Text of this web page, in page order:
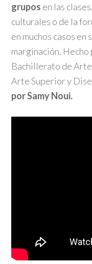
grupos en las
culturales o de la
en muchos casos
marginación. Hecho
Bachillerato de
Arte Superior y
por Samy Noui.